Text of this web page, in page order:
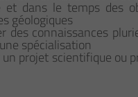
et dans le temps des
géologiques
des connaissances
spécialisation
un projet scientifique ou